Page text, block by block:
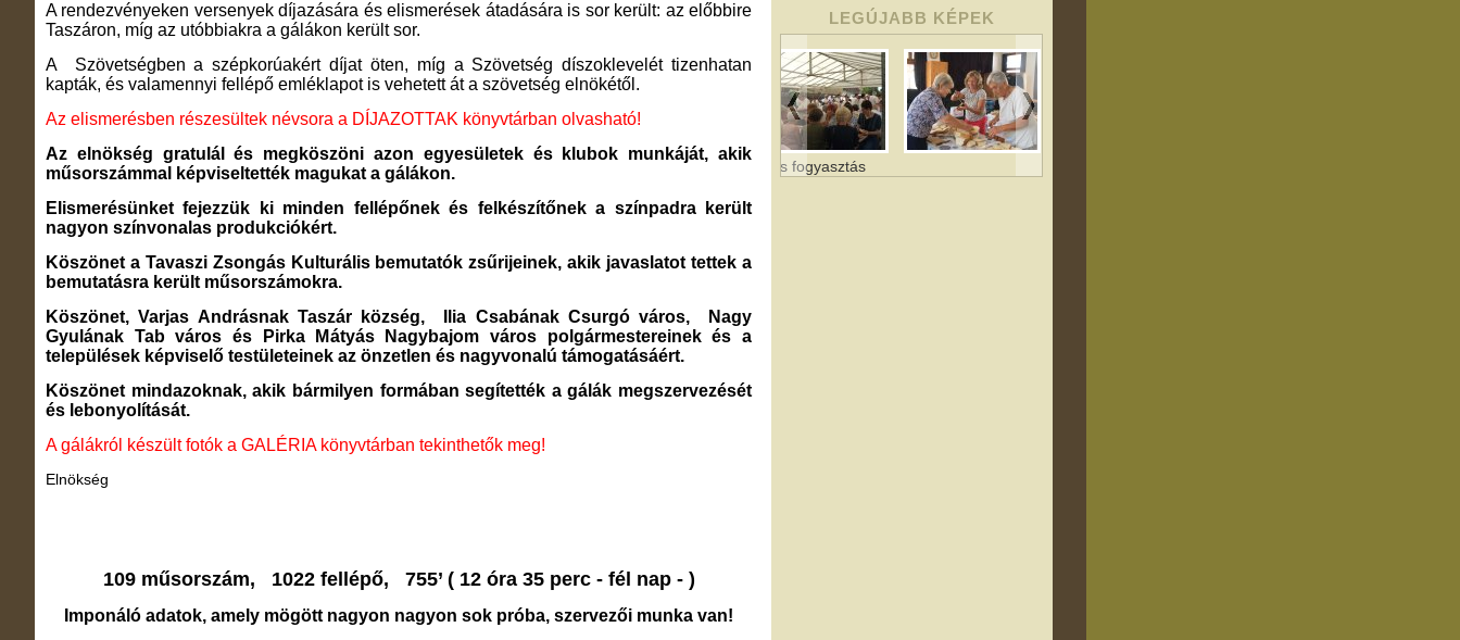
A rendezvényeken versenyek díjazására és elismerések átadására is sor került: az előbbire
Taszáron, míg az utóbbiakra a gálákon került sor.
A Szövetségben a szépkorúakért díjat öten, míg a Szövetség díszoklevelét tizenhatan
kapták, és valamennyi fellépő emléklapot is vehetett át a szövetség elnökétől.
Az elismerésben részesültek névsora a DÍJAZOTTAK könyvtárban olvasható!
Az elnökség gratulál és megköszöni azon egyesületek és klubok munkáját, akik
műsorszámmal képviseltették magukat a gálákon.
Elismerésünket fejezzük ki minden fellépőnek és felkészítőnek a színpadra került
nagyon színvonalas produkciókért.
Köszönet a Tavaszi Zsongás Kulturális bemutatók zsűrijeinek, akik javaslatot tettek a
bemutatásra került műsorszámokra.
Köszönet, Varjas Andrásnak Taszár község, Ilia Csabának Csurgó város, Nagy
Gyulának Tab város és Pirka Mátyás Nagybajom város polgármestereinek és a
települések képviselő testületeinek az önzetlen és nagyvonalú támogatásáért.
Köszönet mindazoknak, akik bármilyen formában segítették a gálák megszervezését
és lebonyolítását.
A gálákról készült fotók a GALÉRIA könyvtárban tekinthetők meg!
Elnökség
109 műsorszám, 1022 fellépő, 755’ ( 12 óra 35 perc - fél nap - )
Imponáló adatok, amely mögött nagyon nagyon sok próba, szervezői munka van!
LEGÚJABB KÉPEK
És fogyasztás